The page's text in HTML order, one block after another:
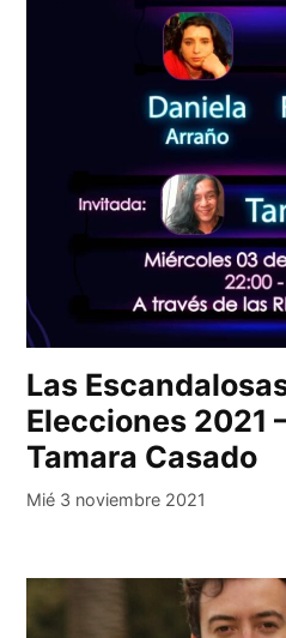
Las
Elecciones 2021
Tamara Casado
Mié 3 noviembre 2021